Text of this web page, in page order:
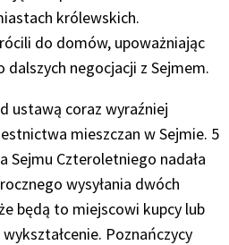
królewskich.
do domów, upoważniając
negocjacji z Sejmem.
ustawą coraz wyraźniej
mieszczan w Sejmie. 5
Sejmu Czteroletniego nadała
wysyłania dwóch
będą to miejscowi kupcy lub
Poznańczycy